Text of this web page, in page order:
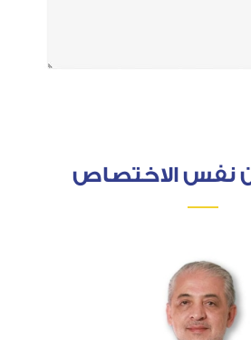
نفس الاختصاص